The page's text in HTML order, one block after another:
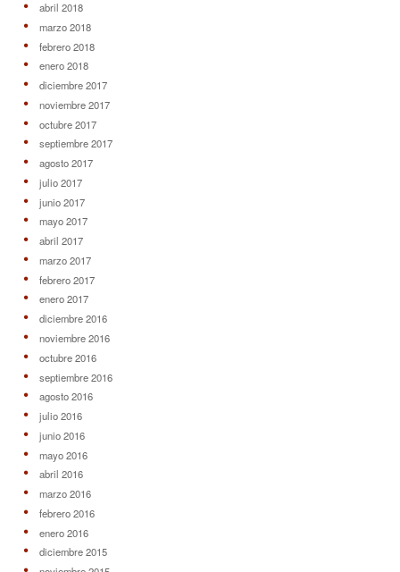
abril 2018
marzo 2018
febrero 2018
enero 2018
diciembre 2017
noviembre 2017
octubre 2017
septiembre 2017
agosto 2017
julio 2017
junio 2017
mayo 2017
abril 2017
marzo 2017
febrero 2017
enero 2017
diciembre 2016
noviembre 2016
octubre 2016
septiembre 2016
agosto 2016
julio 2016
junio 2016
mayo 2016
abril 2016
marzo 2016
febrero 2016
enero 2016
diciembre 2015